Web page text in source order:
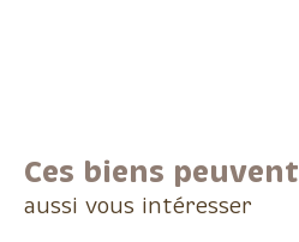
Ces biens peuvent
aussi vous intéresser